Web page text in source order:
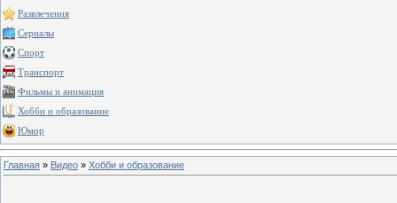
Развлечения
Сериалы
Спорт
Транспорт
Фильмы и анимация
Хобби и образование
Юмор
Главная » Видео » Хобби и образование